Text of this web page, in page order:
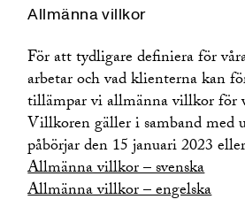
Allmänna villkor
För att tydligare definiera för
arbetar och vad klienterna kan
tillämpar vi allmänna villkor för
Villkoren gäller i samband med
påbörjar den 15 januari 2023
Allmänna villkor – svenska
Allmänna villkor – engelska